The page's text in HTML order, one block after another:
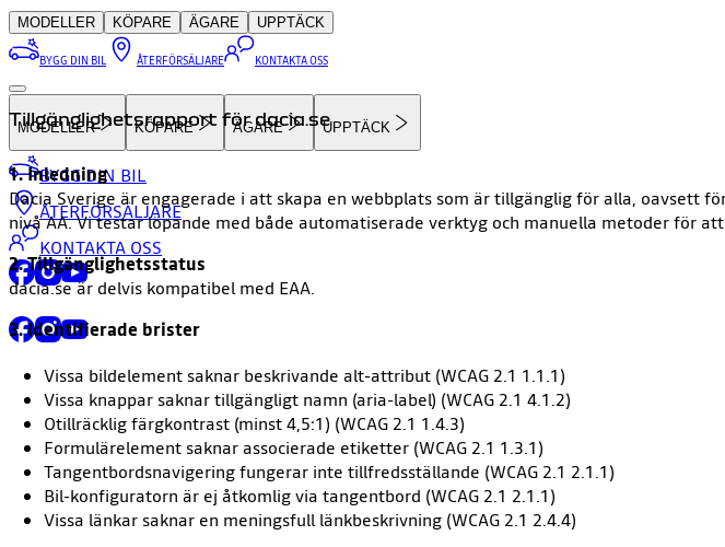
MODELLER KÖPARE ÄGARE UPPTÄCK
BYGG DIN BIL ÅTERFÖRSÄLJARE KONTAKTA OSS
MODELLER KÖPARE ÄGARE UPPTÄCK
BYGG DIN BIL
ÅTERFÖRSÄLJARE
KONTAKTA OSS
Tillgänglighetsrapport för dacia.se
1. Inledning
Dacia Sverige är engagerade i att skapa en webbplats som är tillgänglig för alla, oavsett
nivå AA. Vi testar löpande med både automatiserade verktyg och manuella metoder för
2. Tillgänglighetsstatus
dacia.se är delvis kompatibel med EAA.
3. Identifierade brister
Vissa bildelement saknar beskrivande alt-attribut (WCAG 2.1 1.1.1)
Vissa knappar saknar tillgängligt namn (aria-label) (WCAG 2.1 4.1.2)
Otillräcklig färgkontrast (minst 4,5:1) (WCAG 2.1 1.4.3)
Formulärelement saknar associerade etiketter (WCAG 2.1 1.3.1)
Tangentbordsnavigering fungerar inte tillfredsställande (WCAG 2.1 2.1.1)
Bil-konfiguratorn är ej åtkomlig via tangentbord (WCAG 2.1 2.1.1)
Vissa länkar saknar en meningsfull länkbeskrivning (WCAG 2.1 2.4.4)